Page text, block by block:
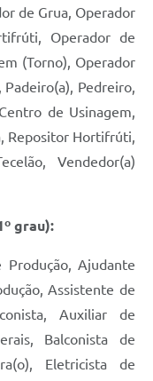
de Grua, Operador
Operador de
(Torno), Operador
Padeiro(a), Pedreiro,
de Usinagem,
Repositor Hortifrúti,
Vendedor(a)
grau):
Ajudante
Assistente de
Auxiliar de
Balconista de
Eletricista de